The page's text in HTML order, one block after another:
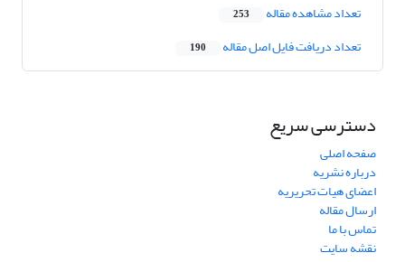
تعداد مشاهده مقاله 253
تعداد دریافت فایل اصل مقاله 190
دسترسی سریع
صفحه اصلی
درباره نشریه
اعضای هیات تحریریه
ارسال مقاله
تماس با ما
نقشه سایت